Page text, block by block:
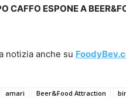
CAFFO ESPONE A
notizia anche su
amari Beer&Food Attraction